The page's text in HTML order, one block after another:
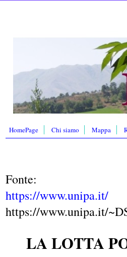
HomePage Chi siamo Mappa
Fonte:
https://www.unipa.it/
https://www.unipa.it/
LA LOTTA